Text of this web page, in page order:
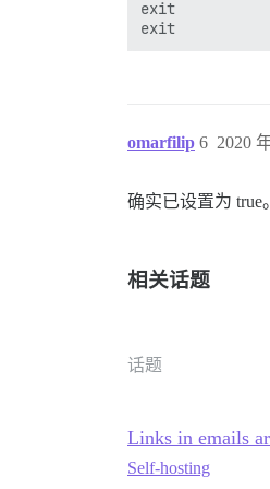
exit
omarfilip 2020
6
确实已设置为
相关话题
话题
Links in emails
Self-hosting